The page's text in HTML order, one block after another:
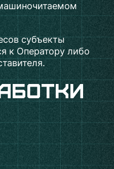
субъекты
к Оператору либо